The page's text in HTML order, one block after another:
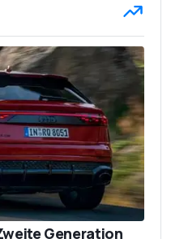
Generation